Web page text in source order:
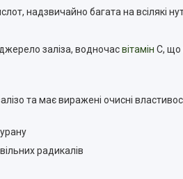
надзвичайно багата на всілякі
заліза, водночасвітамін C, що
та має виражені очисні
радикалів